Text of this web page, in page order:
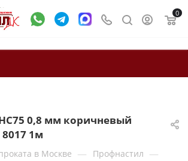
0
0,8 мм коричневый
1м
в Москве — Профнастил —